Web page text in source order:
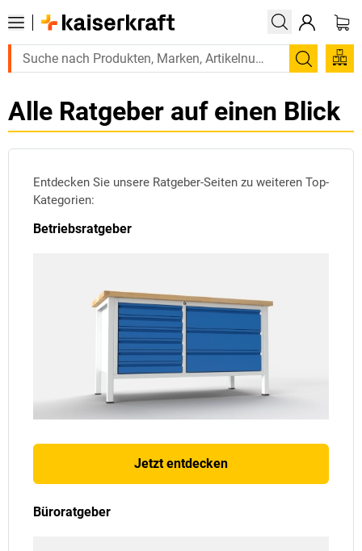
Suchen
Alle Ratgeber auf einen Blick
Entdecken Sie unsere Ratgeber-Seiten zu weiteren Top-
Kategorien:
Betriebsratgeber
Jetzt entdecken
Büroratgeber